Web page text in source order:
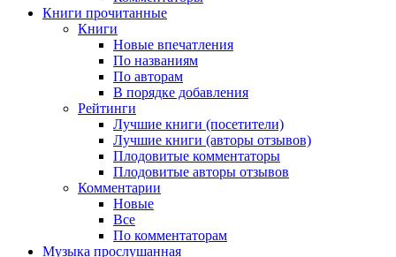
Книги прочитанные
Книги
Новые впечатления
По названиям
По авторам
В порядке добавления
Рейтинги
Лучшие книги (посетители)
Лучшие книги (авторы отзывов)
Плодовитые комментаторы
Плодовитые авторы отзывов
Комментарии
Новые
Все
По комментаторам
Музыка прослушанная